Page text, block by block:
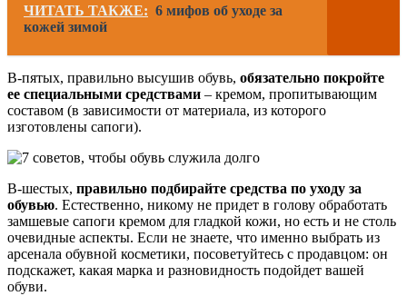
ЧИТАТЬ ТАКЖЕ: 6 мифов об уходе за
кожей зимой
В-пятых, правильно высушив обувь, обязательно покройте
ее специальными средствами – кремом, пропитывающим
составом (в зависимости от материала, из которого
изготовлены сапоги).
В-шестых, правильно подбирайте средства по уходу за
обувью. Естественно, никому не придет в голову обработать
замшевые сапоги кремом для гладкой кожи, но есть и не столь
очевидные аспекты. Если не знаете, что именно выбрать из
арсенала обувной косметики, посоветуйтесь с продавцом: он
подскажет, какая марка и разновидность подойдет вашей
обуви.